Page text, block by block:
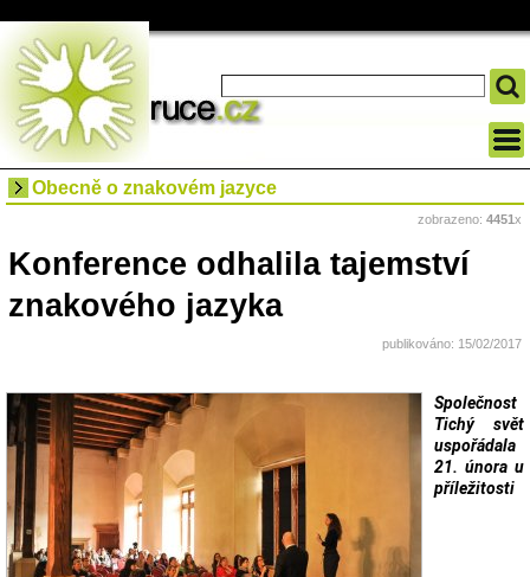
Obecně o znakovém jazyce
zobrazeno: 4451x
Konference odhalila tajemství
znakového jazyka
publikováno: 15/02/2017
Společnost
Tichý svět
uspořádala
21. února u
příležitosti